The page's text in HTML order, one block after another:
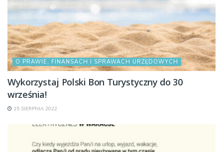
O PRAWIE, FINANSACH I SPRAWACH URZĘDOWYCH
Wykorzystaj Polski Bon Turystyczny do 30
września!
15 SIERPNIA 2022